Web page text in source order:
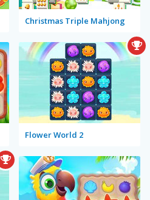
Christmas Triple Mahjong
Flower World 2